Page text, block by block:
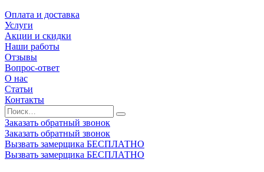
Оплата и доставка
Услуги
Акции и скидки
Наши работы
Отзывы
Вопрос-ответ
О нас
Статьи
Контакты
Заказать обратный звонок
Заказать обратный звонок
Вызвать замерщика БЕСПЛАТНО
Вызвать замерщика БЕСПЛАТНО